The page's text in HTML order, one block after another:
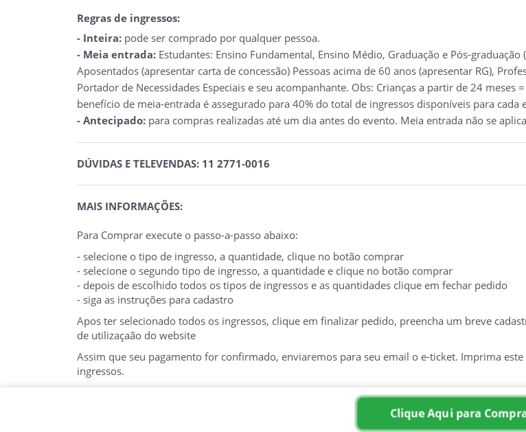
Clique Aqui para
Regras de ingressos:
- Inteira: pode ser comprado por qualquer pessoa.
- Meia entrada: Estudantes: Ensino Fundamental, Ensino Médio, Graduação e Pós-
Aposentados (apresentar carta de concessão) Pessoas acima de 60 anos (apresentar RG),
Portador de Necessidades Especiais e seu acompanhante. Obs: Crianças a partir de 24
benefício de meia-entrada é assegurado para 40% do total de ingressos disponíveis para
- Antecipado: para compras realizadas até um dia antes do evento. Meia entrada não se
DÚVIDAS E TELEVENDAS: 11 2771-0016
MAIS INFORMAÇÕES:
Para Comprar execute o passo-a-passo abaixo:
- selecione o tipo de ingresso, a quantidade, clique no botão comprar
- selecione o segundo tipo de ingresso, a quantidade e clique no botão comprar
- depois de escolhido todos os tipos de ingressos e as quantidades clique em fechar pedido
- siga as instruções para cadastro
Apos ter selecionado todos os ingressos, clique em finalizar pedido, preencha um breve
de utilizaçaão do website
Assim que seu pagamento for confirmado, enviaremos para seu email o e-ticket. Imprima
ingressos.
O E-TICKET DEVE SER APRESENTADO NA BILHETERIA NO DIA DO EVENTO. É INDISPENSÁVEL